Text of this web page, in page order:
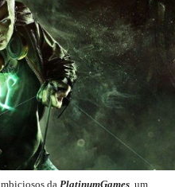
da PlatinumGames , um